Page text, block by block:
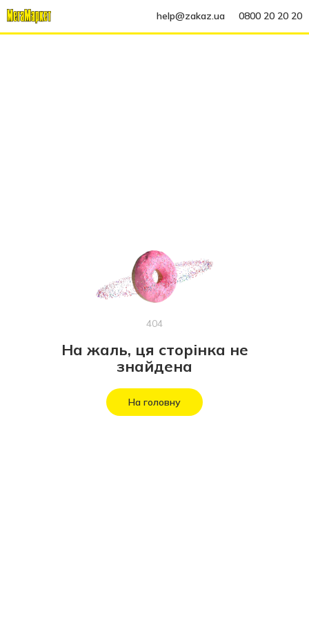
help@zakaz.ua 0800 20 20 20
404
На жаль, ця сторінка не
знайдена
На головну